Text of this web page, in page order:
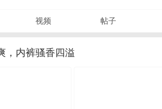
视频 帖子
，内裤骚香四溢